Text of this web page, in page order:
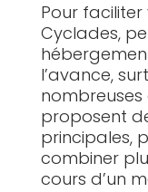
Pour
Cyclades,
l’avance,
proposent
principales,
combiner
cours d’un